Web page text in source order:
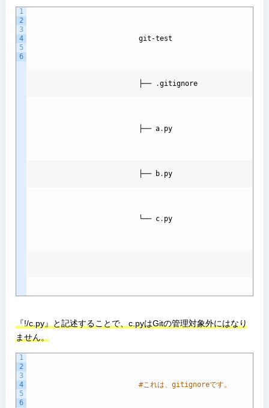
1
2
3
4
5
6
git -test
                          ├──
.gitignore
                          ├──
a. py
                          ├──
b. py
                          └──
c. py
『!/c.py』と記述することで、c.pyはGitの管理対象外にはなり
ません。
1
2
3
4
5
6
#これは、gitignoreです。